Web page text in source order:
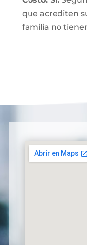
que acrediten
familia no